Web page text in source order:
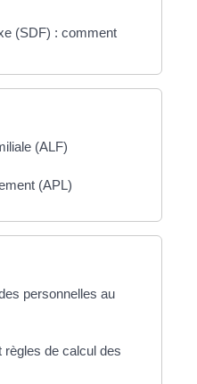
(SDF) : comment
(ALF)
(APL)
personnelles au
de calcul des